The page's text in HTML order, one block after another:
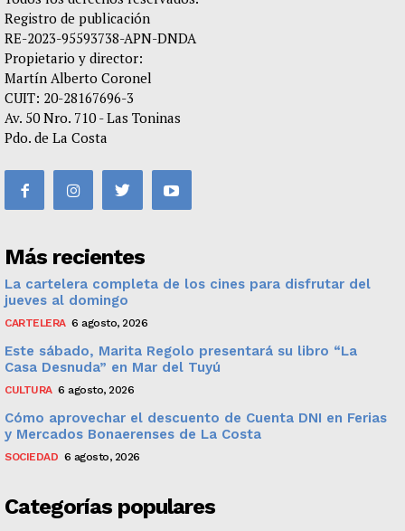
Registro de publicación
RE-2023-95593738-APN-DNDA
Propietario y director:
Martín Alberto Coronel
CUIT: 20-28167696-3
Av. 50 Nro. 710 - Las Toninas
Pdo. de La Costa
Más recientes
La cartelera completa de los cines para disfrutar del
jueves al domingo
CARTELERA 6 agosto, 2026
Este sábado, Marita Regolo presentará su libro “La
Casa Desnuda” en Mar del Tuyú
CULTURA 6 agosto, 2026
Cómo aprovechar el descuento de Cuenta DNI en Ferias
y Mercados Bonaerenses de La Costa
SOCIEDAD 6 agosto, 2026
Categorías populares